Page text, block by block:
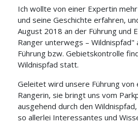
Ich wollte von einer Expertin
und seine Geschichte erfahren,
August 2018 an der Führung und
Ranger unterwegs – Wildnispfad"
Führung bzw. Gebietskontrolle
Wildnispfad statt.
Geleitet wird unsere Führung von
Rangerin, sie bringt uns vom
ausgehend durch den
so allerlei Interessantes und